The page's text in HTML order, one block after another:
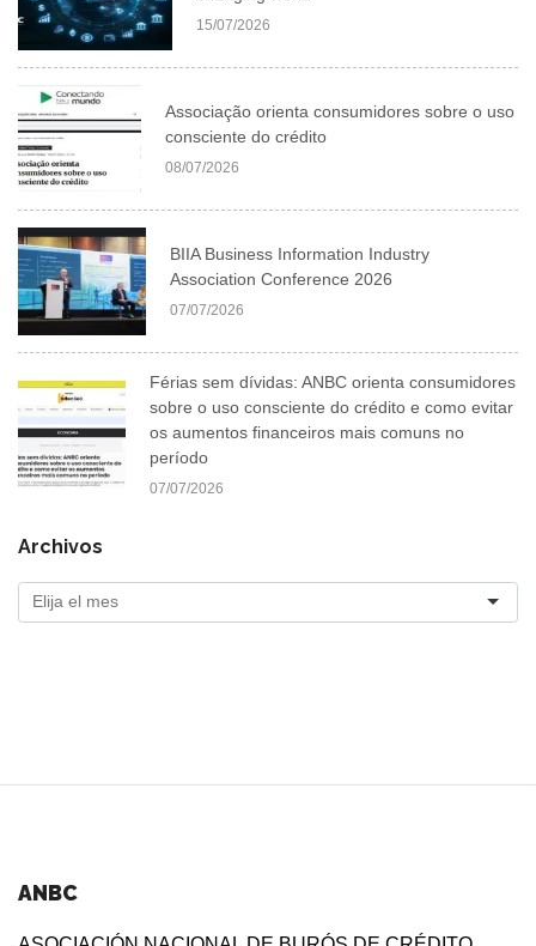
15/07/2026
Associação orienta consumidores sobre o uso
consciente do crédito
08/07/2026
BIIA Business Information Industry
Association Conference 2026
07/07/2026
Férias sem dívidas: ANBC orienta consumidores
sobre o uso consciente do crédito e como evitar
os aumentos financeiros mais comuns no
período
07/07/2026
Archivos
ANBC